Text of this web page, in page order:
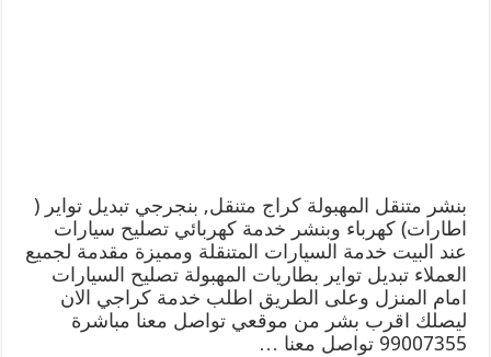
بنشر متنقل المهبولة كراج متنقل, بنجرجي تبديل تواير (
اطارات) كهرباء وبنشر خدمة كهربائي تصليح سيارات
عند البيت خدمة السيارات المتنقلة ومميزة مقدمة لجميع
العملاء تبديل تواير بطاريات المهبولة تصليح السيارات
امام المنزل وعلى الطريق اطلب خدمة كراجي الان
ليصلك اقرب بشر من موقعي تواصل معنا مباشرة
99007355 تواصل معنا …